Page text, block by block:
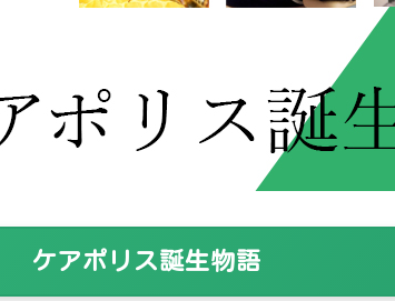
ケアポリス誕生物語